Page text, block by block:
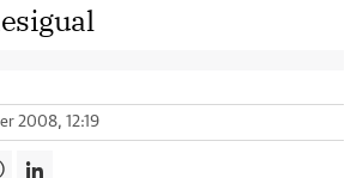
2008, 12:19